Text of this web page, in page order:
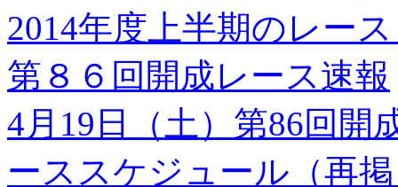
2014年度上半期のレー
第８６回開成レース速報
4月19日（土）第86回開
ーススケジュール（再